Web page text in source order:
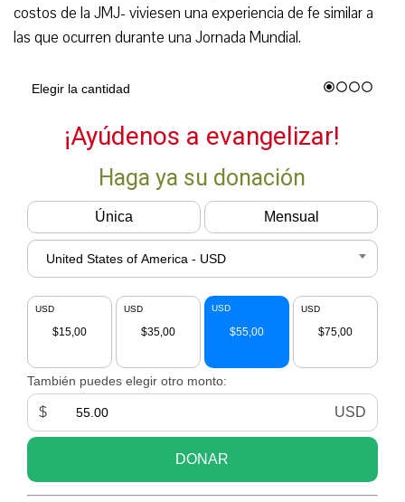
costos de la JMJ- viviesen una experiencia de fe similar a
las que ocurren durante una Jornada Mundial.